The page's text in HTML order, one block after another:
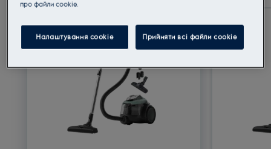
прo файли cookie.
Налаштування cookie Прийняти всі файли сookie